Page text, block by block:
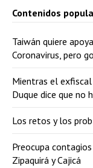
Contenidos
Taiwán quiere
Coronavirus, pero
Mientras el
Duque dice que no
Los retos y los
Preocupa
Zipaquirá y Cajicá